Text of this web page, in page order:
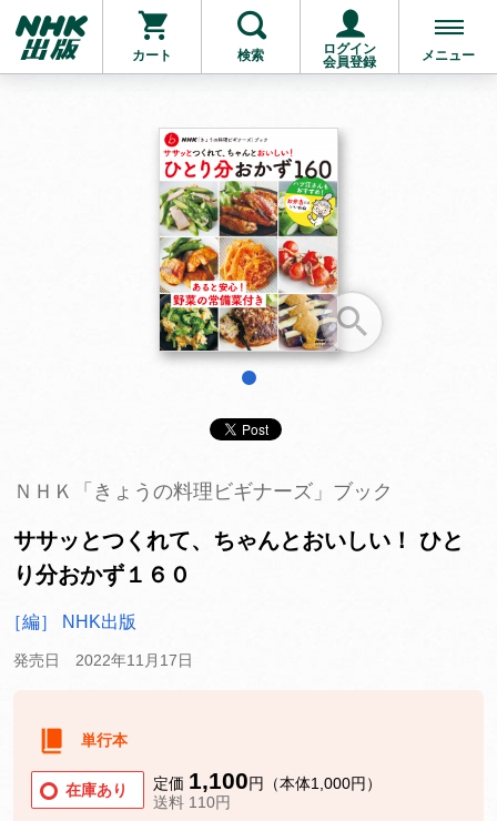
カート 検索
ログイン
会員登録
メニュー
お支払いに進む
他にも商品を買う
ＮＨＫ「きょうの料理ビギナーズ」ブック
ササッとつくれて、ちゃんとおいしい！ ひと
り分おかず１６０
［編］ NHK出版
発売日 2022年11月17日
単行本
在庫あり 定価 1,100円（本体1,000円）
送料 110円